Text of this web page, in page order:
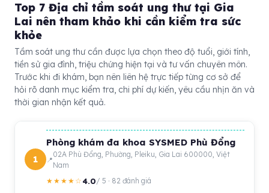
Top 7 Địa chỉ tầm soát ung thư tại Gia
Lai nên tham khảo khi cần kiểm tra sức
khỏe
Tầm soát ung thư cần được lựa chọn theo độ tuổi, giới tính,
tiền sử gia đình, triệu chứng hiện tại và tư vấn chuyên môn.
Trước khi đi khám, bạn nên liên hệ trực tiếp từng cơ sở để
hỏi rõ danh mục kiểm tra, chi phí dự kiến, yêu cầu nhịn ăn và
thời gian nhận kết quả.
1
Phòng khám đa khoa SYSMED Phù Đổng
02A Phù Đổng, Phường, Pleiku, Gia Lai 600000, Việt
Nam
★★★★☆4.0/ 5 · 82 đánh giá